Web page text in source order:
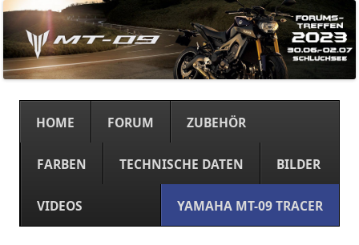
Springe
zum
Inhalt
HOME FORUM ZUBEHÖR
FARBEN TECHNISCHE DATEN BILDER
VIDEOS YAMAHA MT-09 TRACER